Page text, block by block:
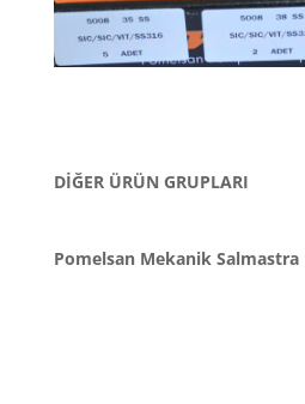
DİĞER ÜRÜN GRUPLARI
Pomelsan Mekanik Salmastra